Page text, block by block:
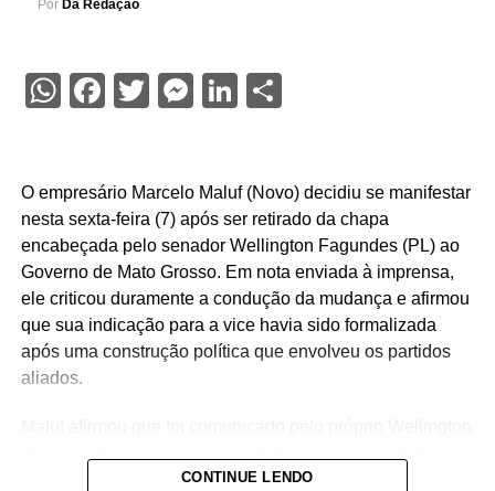
Por Da Redação
WhatsApp
Facebook
Twitter
Messenger
LinkedIn
Share
O empresário Marcelo Maluf (Novo) decidiu se manifestar
nesta sexta-feira (7) após ser retirado da chapa
encabeçada pelo senador Wellington Fagundes (PL) ao
Governo de Mato Grosso. Em nota enviada à imprensa,
ele criticou duramente a condução da mudança e afirmou
que sua indicação para a vice havia sido formalizada
após uma construção política que envolveu os partidos
aliados.
foi tomada na noite de quinta-feira (6), quando o PL
CONTINUE LENDO